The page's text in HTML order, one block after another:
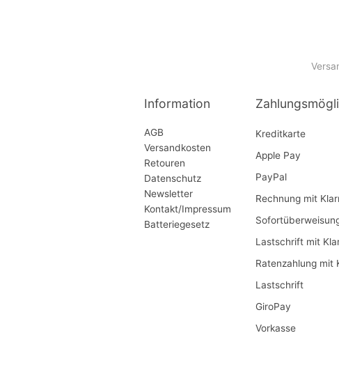
Information
AGB
Versandkosten
Retouren
Datenschutz
Newsletter
Kontakt/Impressum
Batteriegesetz
Kreditkarte
Apple Pay
PayPal
Rechnung mit
Lastschrift mit
Ratenzahlung mit
Lastschrift
GiroPay
Vorkasse